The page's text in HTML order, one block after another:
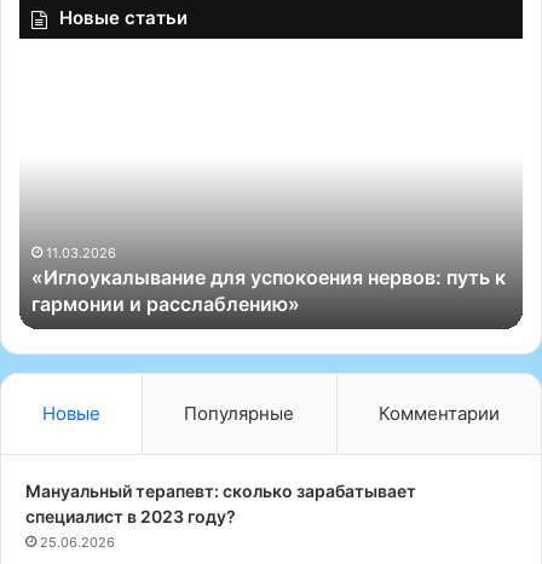
Новые статьи
путь к
н
а
т
и
в
н
ы
м
«Альтернативные методы исцеления: путь к
гармонии и здравию»
Новые Популярные Комментарии
Мануальный терапевт: сколько зарабатывает
специалист в 2023 году?
25.06.2026